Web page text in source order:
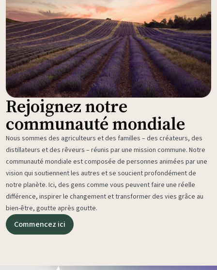
Rejoignez notre
communauté mondiale
Nous sommes des agriculteurs et des familles – des créateurs, des
distillateurs et des rêveurs – réunis par une mission commune. Notre
communauté mondiale est composée de personnes animées par une
vision qui soutiennent les autres et se soucient profondément de
notre planète. Ici, des gens comme vous peuvent faire une réelle
différence, inspirer le changement et transformer des vies grâce au
bien-être, goutte après goutte.
Commencez ici